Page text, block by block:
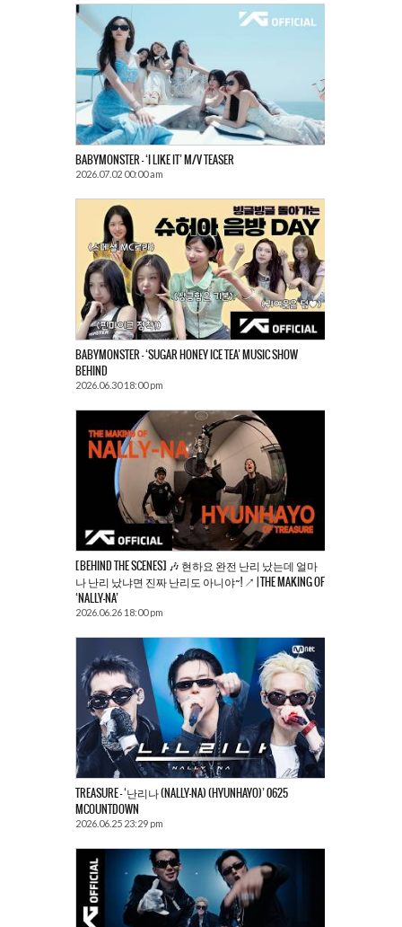
BABYMONSTER – ‘I LIKE IT’ M/V TEASER
2026.07.02 00:00 am
BABYMONSTER – ‘SUGAR HONEY ICE TEA’ MUSIC SHOW
BEHIND
2026.06.30 18:00 pm
[BEHIND THE SCENES] 🎶 현하요 완전 난리 났는데 얼마
나 난리 났냐면 진짜 난리도 아니야~! ↗️ | THE MAKING OF
‘NALLY-NA’
2026.06.26 18:00 pm
TREASURE – ‘난리나 (NALLY-NA) (HYUNHAYO)’ 0625
MCOUNTDOWN
2026.06.25 23:29 pm